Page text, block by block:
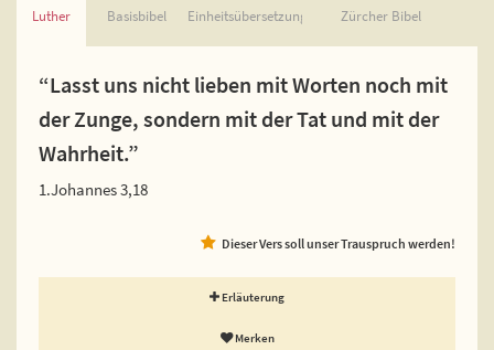
Luther Basisbibel Einheitsübersetzung Zürcher Bibel
“Lasst uns nicht lieben mit Worten noch mit
der Zunge, sondern mit der Tat und mit der
Wahrheit.”
1.Johannes 3,18
Dieser Vers soll unser Trauspruch werden!
Erläuterung
Merken